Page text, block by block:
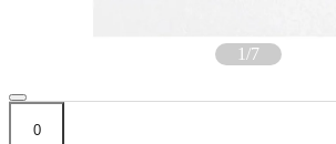
1/7
0